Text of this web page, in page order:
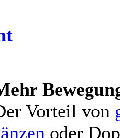
Vorteil von
oder